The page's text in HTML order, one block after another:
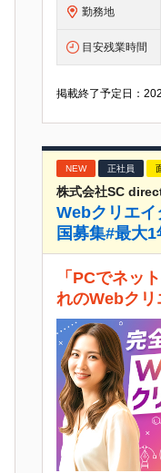
勤務地
目安残業時間
掲載終了予定日：
NEW 正社員
株式会社SC
Webクリエ
国募集#最大
「PCでネッ
れのWebクリ